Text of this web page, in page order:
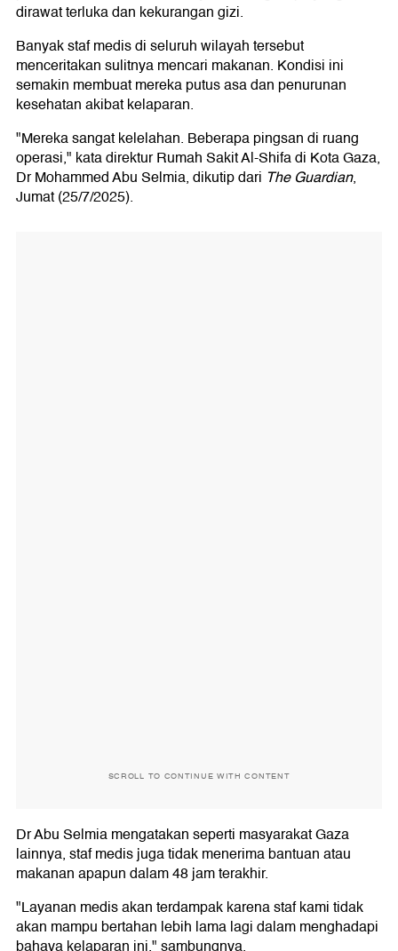
dirawat terluka dan kekurangan gizi.
Banyak staf medis di seluruh wilayah tersebut
menceritakan sulitnya mencari makanan. Kondisi ini
semakin membuat mereka putus asa dan penurunan
kesehatan akibat kelaparan.
"Mereka sangat kelelahan. Beberapa pingsan di ruang
operasi," kata direktur Rumah Sakit Al-Shifa di Kota Gaza,
Dr Mohammed Abu Selmia, dikutip dari The Guardian,
Jumat (25/7/2025).
SCROLL TO CONTINUE WITH CONTENT
Dr Abu Selmia mengatakan seperti masyarakat Gaza
lainnya, staf medis juga tidak menerima bantuan atau
makanan apapun dalam 48 jam terakhir.
"Layanan medis akan terdampak karena staf kami tidak
akan mampu bertahan lebih lama lagi dalam menghadapi